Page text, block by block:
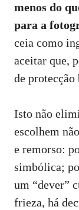
menos do
para a
ceia como
aceitar que,
de protecção
Isto não
escolhem
e remorso:
simbólica;
um “dever”
frieza, há